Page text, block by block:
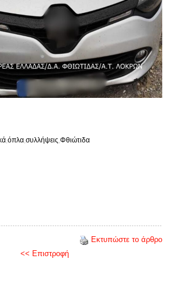
όπλα συλλήψεις Φθιώτιδα
Εκτυπώστε το άρθρο
<< Επιστροφή